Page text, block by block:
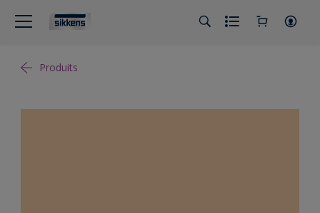
Produits